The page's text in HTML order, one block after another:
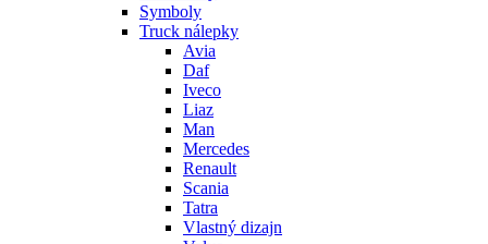
Symboly
Truck nálepky
Avia
Daf
Iveco
Liaz
Man
Mercedes
Renault
Scania
Tatra
Vlastný dizajn